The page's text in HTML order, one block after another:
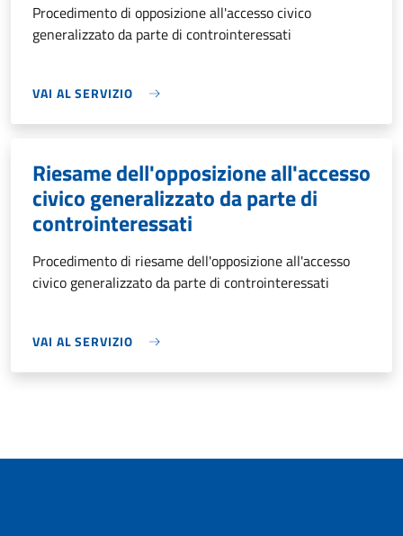
Procedimento di opposizione all'accesso civico
generalizzato da parte di controinteressati
VAI AL SERVIZIO
Riesame dell'opposizione all'accesso
civico generalizzato da parte di
controinteressati
Procedimento di riesame dell'opposizione all'accesso
civico generalizzato da parte di controinteressati
VAI AL SERVIZIO